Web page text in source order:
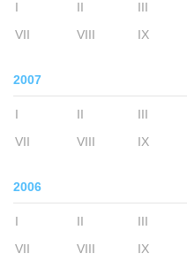
I II III
VII
VIII IX
2007
I II III
VII
VIII IX
2006
I II III
VII
VIII IX